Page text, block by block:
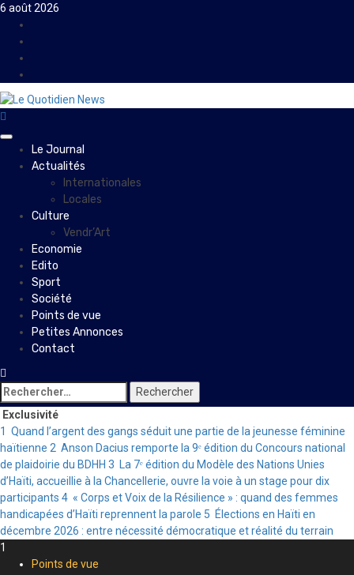
Skip
content
6 août 2026
PrimaryLe Journal
Actualités
Internationales
Locales
Culture
Vendr’Art
Economie
Edito
Sport
Société
Points de vue
Petites Annonces
Contact
Rechercher :
Exclusivité
1 Quand l’argent des gangs séduit une partie de la jeunesse féminine
haïtienne 2 Anson Dacius remporte la 9ᵉ édition du Concours national
de plaidoirie du BDHH 3
La 7ᵉ édition du Modèle des Nations Unies
d’Haïti, accueillie à la Chancellerie, ouvre la voie à un stage pour dix
participants 4 « Corps et Voix de la Résilience » : quand des femmes
handicapées d’Haïti reprennent la parole 5 Élections en Haïti en
décembre 2026 : entre nécessité démocratique et réalité du terrain
1
Points de vue